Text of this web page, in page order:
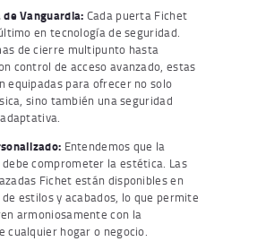
de Vanguardia: Cada puerta Fichet
en tecnología de seguridad.
de cierre multipunto hasta
control de acceso avanzado, estas
equipadas para ofrecer no solo
sino también una seguridad
Entendemos que la
comprometer la estética. Las
Fichet están disponibles en
estilos y acabados, lo que permite
armoniosamente con la
cualquier hogar o negocio.